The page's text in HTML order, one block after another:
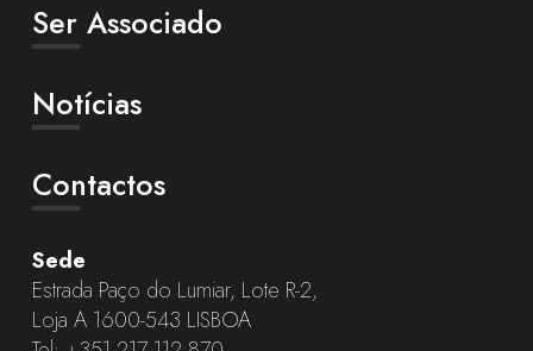
Ser Associado
Notícias
Contactos
Sede
Estrada Paço do Lumiar, Lote R-2,
Loja A 1600-543 LISBOA